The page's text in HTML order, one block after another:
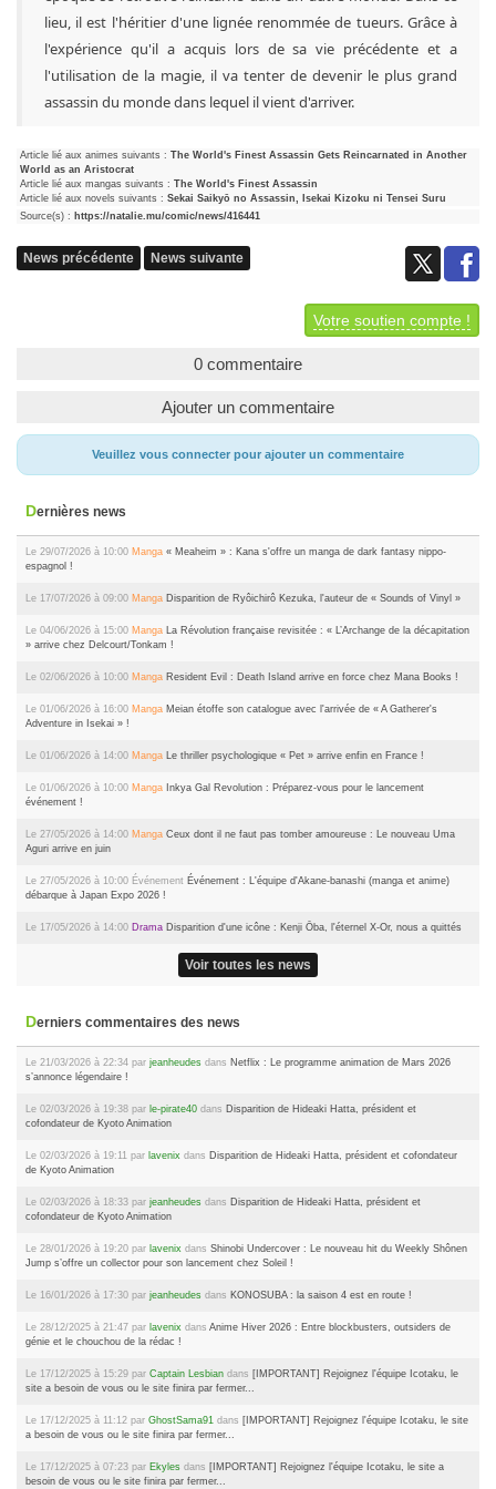
lieu, il est l'héritier d'une lignée renommée de tueurs. Grâce à
l'expérience qu'il a acquis lors de sa vie précédente et a
l'utilisation de la magie, il va tenter de devenir le plus grand
assassin du monde dans lequel il vient d'arriver.
Article lié aux animes suivants : The World's Finest Assassin Gets Reincarnated in Another
World as an Aristocrat
Article lié aux mangas suivants : The World's Finest Assassin
Article lié aux novels suivants : Sekai Saikyō no Assassin, Isekai Kizoku ni Tensei Suru
Source(s) : https://natalie.mu/comic/news/416441
News précédente News suivante
Votre soutien compte !
0 commentaire
Ajouter un commentaire
Veuillez vous connecter pour ajouter un commentaire
Dernières news
Le 29/07/2026 à 10:00 Manga « Meaheim » : Kana s'offre un manga de dark fantasy nippo-
espagnol !
Le 17/07/2026 à 09:00 Manga Disparition de Ryôichirô Kezuka, l'auteur de « Sounds of Vinyl »
Le 04/06/2026 à 15:00 Manga La Révolution française revisitée : « L’Archange de la décapitation
» arrive chez Delcourt/Tonkam !
Le 02/06/2026 à 10:00 Manga Resident Evil : Death Island arrive en force chez Mana Books !
Le 01/06/2026 à 16:00 Manga Meian étoffe son catalogue avec l'arrivée de « A Gatherer's
Adventure in Isekai » !
Le 01/06/2026 à 14:00 Manga Le thriller psychologique « Pet » arrive enfin en France !
Le 01/06/2026 à 10:00 Manga Inkya Gal Revolution : Préparez-vous pour le lancement
événement !
Le 27/05/2026 à 14:00 Manga Ceux dont il ne faut pas tomber amoureuse : Le nouveau Uma
Aguri arrive en juin
Le 27/05/2026 à 10:00 Événement Événement : L'équipe d'Akane-banashi (manga et anime)
débarque à Japan Expo 2026 !
Le 17/05/2026 à 14:00 Drama Disparition d'une icône : Kenji Ōba, l'éternel X-Or, nous a quittés
Voir toutes les news
Derniers commentaires des news
Le 21/03/2026 à 22:34 par jeanheudes dans Netflix : Le programme animation de Mars 2026
s’annonce légendaire !
Le 02/03/2026 à 19:38 par le-pirate40 dans Disparition de Hideaki Hatta, président et
cofondateur de Kyoto Animation
Le 02/03/2026 à 19:11 par lavenix dans Disparition de Hideaki Hatta, président et cofondateur
de Kyoto Animation
Le 02/03/2026 à 18:33 par jeanheudes dans Disparition de Hideaki Hatta, président et
cofondateur de Kyoto Animation
Le 28/01/2026 à 19:20 par lavenix dans Shinobi Undercover : Le nouveau hit du Weekly Shônen
Jump s’offre un collector pour son lancement chez Soleil !
Le 16/01/2026 à 17:30 par jeanheudes dans KONOSUBA : la saison 4 est en route !
Le 28/12/2025 à 21:47 par lavenix dans Anime Hiver 2026 : Entre blockbusters, outsiders de
génie et le chouchou de la rédac !
Le 17/12/2025 à 15:29 par Captain Lesbian dans [IMPORTANT] Rejoignez l'équipe Icotaku, le
site a besoin de vous ou le site finira par fermer...
Le 17/12/2025 à 11:12 par GhostSama91 dans [IMPORTANT] Rejoignez l'équipe Icotaku, le site
a besoin de vous ou le site finira par fermer...
Le 17/12/2025 à 07:23 par Ekyles dans [IMPORTANT] Rejoignez l'équipe Icotaku, le site a
besoin de vous ou le site finira par fermer...